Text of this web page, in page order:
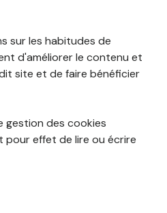
sur les habitudes de
d'améliorer le contenu et
site et de faire bénéficier
gestion des cookies
effet de lire ou écrire